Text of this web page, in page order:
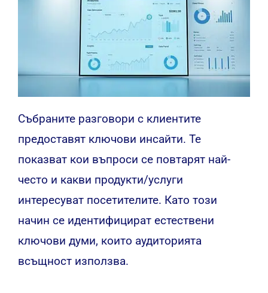
Събраните разговори с клиентите
предоставят ключови инсайти. Те
показват кои въпроси се повтарят най-
често и какви продукти/услуги
интересуват посетителите. Като този
начин се идентифицират естествени
ключови думи, които аудиторията
всъщност използва.